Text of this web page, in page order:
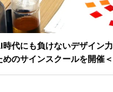
時代にも負けないデザイン
のサインスクールを開催